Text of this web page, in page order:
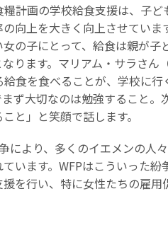
糧計画の学校給食支援は、子ど
向上を大きく向上させていま
の子にとって、給食は親が子
ります。マリアム・サラさん
給食を食べることが、学校に行
ず大切なのは勉強すること。
と」と笑顔で話します。
により、多くのイエメンの人
います。WFPはこういった紛
を行い、特に女性たちの雇用